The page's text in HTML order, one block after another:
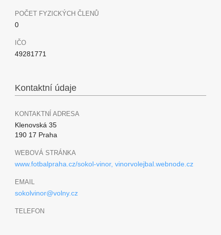
POČET FYZICKÝCH ČLENŮ
0
IČO
49281771
Kontaktní údaje
KONTAKTNÍ ADRESA
Klenovská 35
190 17 Praha
WEBOVÁ STRÁNKA
www.fotbalpraha.cz/sokol-vinor, vinorvolejbal.webnode.cz
EMAIL
sokolvinor@volny.cz
TELEFON